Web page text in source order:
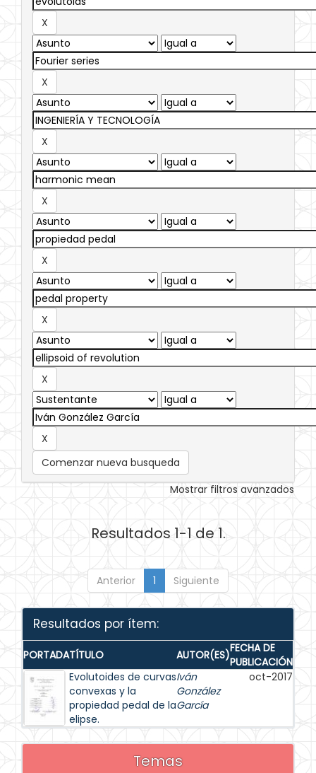
Comenzar nueva busqueda
Mostrar filtros avanzados
Resultados 1-1 de 1.
Anterior 1 Siguiente
Resultados por ítem:
PORTADATÍTULO AUTOR(ES)FECHA DE
PUBLICACIÓN
Evolutoides de curvas
convexas y la
propiedad pedal de la
elipse.
Iván
González
García
oct-2017
Temas